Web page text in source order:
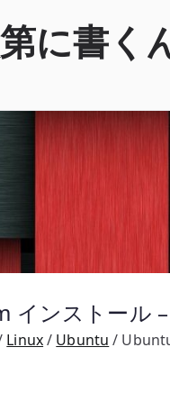
に書く
インストール
Linux Ubuntu